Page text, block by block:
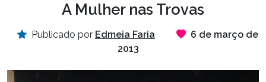
A Mulher nas Trovas
Publicado por Edmeia Faria
6 de março de
2013